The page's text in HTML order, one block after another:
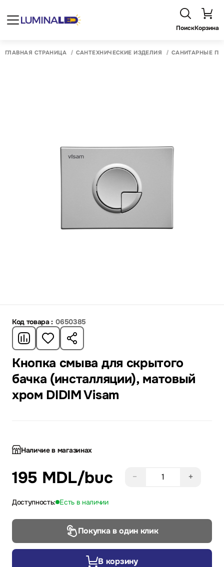
ПоискКорзина
ГЛАВНАЯ СТРАНИЦА САНТЕХНИЧЕСКИЕ ИЗДЕЛИЯ САНИТАРНЫЕ
Код товара : 0650385
Кнопка смыва для скрытого
бачка (инсталляции), матовый
хром DIDIM Visam
Наличие в магазинах
195 MDL/buc − +
Доступность: Есть в наличии
Покупка в один клик
В корзину